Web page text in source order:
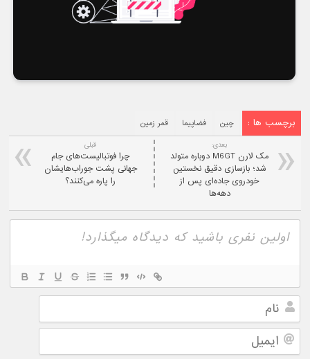
برچسب ها : چین فضاپیما قمر زمین
قبلی
چرا فوتبالیست‌های جام
جهانی پشت جوراب‌هایشان
را پاره می‌کنند؟
بعدی:
مک لارن M6GT دوباره متولد
شد؛ بازسازی دقیق نخستین
خودروی جاده‌ای پس از
دهه‌ها
ایمیل